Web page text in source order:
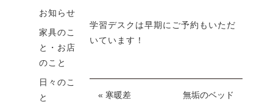
学習デスクは早期にご予約もいただ
いています！
« 寒暖差
無垢のベッド
お知らせ
家具のこ
と・お店
のこと
日々のこ
と